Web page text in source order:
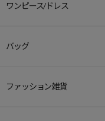
ワンピース/ドレス
バッグ
ファッション雑貨